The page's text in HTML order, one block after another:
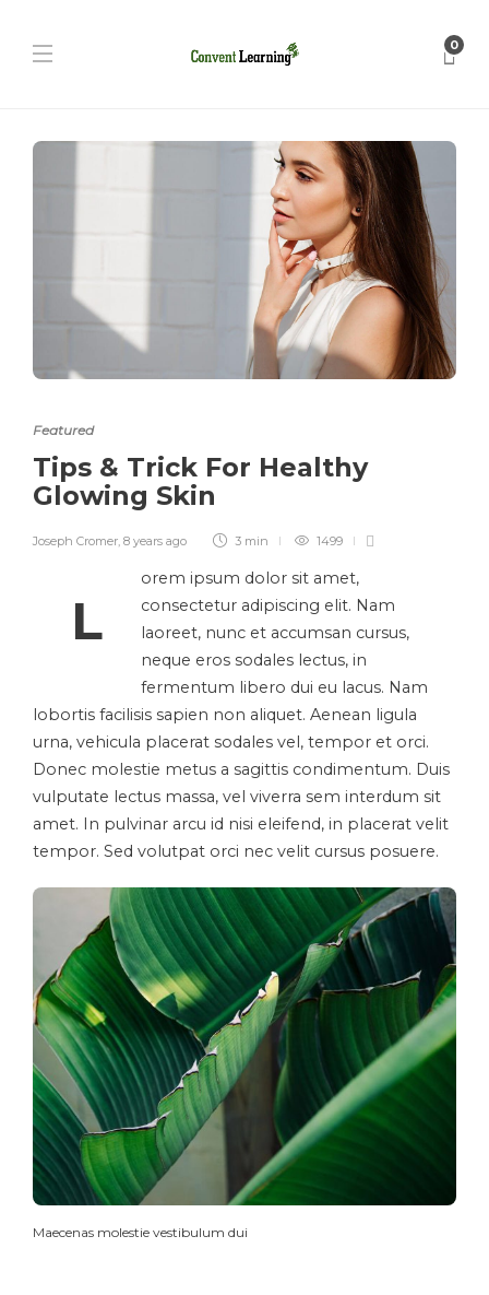
0
Featured
Tips & Trick For Healthy
Glowing Skin
Joseph Cromer, 8 years ago 3 min 1499
L
orem ipsum dolor sit amet,
consectetur adipiscing elit. Nam
laoreet, nunc et accumsan cursus,
neque eros sodales lectus, in
fermentum libero dui eu lacus. Nam
lobortis facilisis sapien non aliquet. Aenean ligula
urna, vehicula placerat sodales vel, tempor et orci.
Donec molestie metus a sagittis condimentum. Duis
vulputate lectus massa, vel viverra sem interdum sit
amet. In pulvinar arcu id nisi eleifend, in placerat velit
tempor. Sed volutpat orci nec velit cursus posuere.
Maecenas molestie vestibulum dui